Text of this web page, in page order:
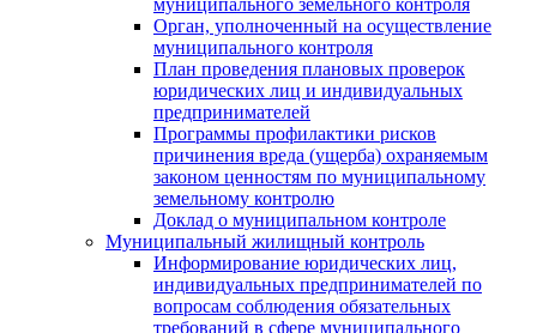
муниципального земельного контроля
Орган, уполноченный на осуществление
муниципального контроля
План проведения плановых проверок
юридических лиц и индивидуальных
предпринимателей
Программы профилактики рисков
причинения вреда (ущерба) охраняемым
законом ценностям по муниципальному
земельному контролю
Доклад о муниципальном контроле
Муниципальный жилищный контроль
Информирование юридических лиц,
индивидуальных предпринимателей по
вопросам соблюдения обязательных
требований в сфере муниципального